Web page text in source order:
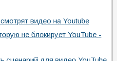
видео на Youtube
не блокирует YouTube -